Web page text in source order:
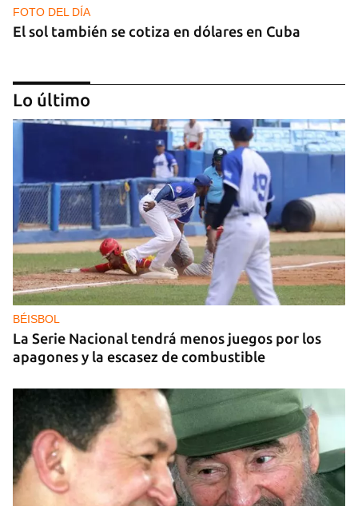
FOTO DEL DÍA
El sol también se cotiza en dólares en Cuba
GAS
Los puntos de ProGas vuelven a cerrar en La
Habana tras agotarse las balitas de gas en
dólares
Lo último
BÉISBOL
La Serie Nacional tendrá menos juegos por los
apagones y la escasez de combustible